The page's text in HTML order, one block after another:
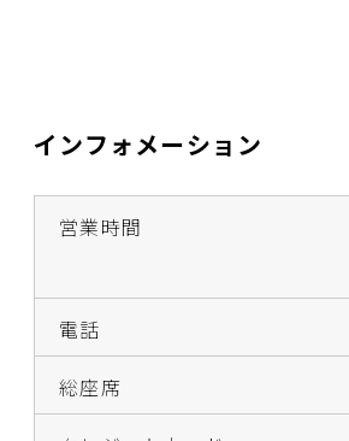
インフォメーション
営業時間
電話
総座席